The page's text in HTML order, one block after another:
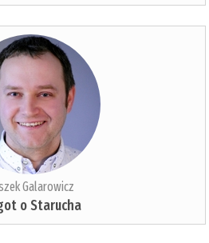
Galarowicz
o Starucha